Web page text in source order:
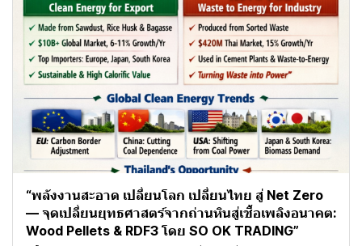
“พลังงานสะอาด เปลี่ยนโลก เปลี่ยนไทย สู่ Net Zero
— จุดเปลี่ยนยุทธศาสตร์จากถ่านหินสู่เชื้อเพลิงอนาคต:
Wood Pellets & RDF3 โดย SO OK TRADING”